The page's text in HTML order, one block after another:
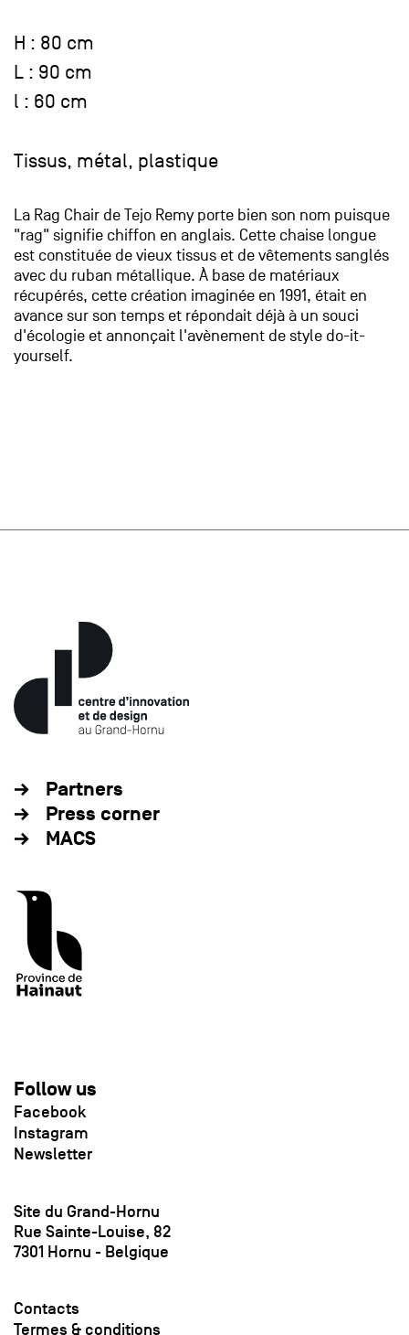
H : 80 cm
L : 90 cm
l : 60 cm
Tissus, métal, plastique
La Rag Chair de Tejo Remy porte bien son nom puisque
"rag" signifie chiffon en anglais. Cette chaise longue
est constituée de vieux tissus et de vêtements sanglés
avec du ruban métallique. À base de matériaux
récupérés, cette création imaginée en 1991, était en
avance sur son temps et répondait déjà à un souci
d'écologie et annonçait l'avènement de style do-it-
yourself.
Partners
Press corner
MACS
Follow us
Facebook
Instagram
Newsletter
Site du Grand-Hornu
Rue Sainte-Louise, 82
7301 Hornu - Belgique
Contacts
Termes & conditions